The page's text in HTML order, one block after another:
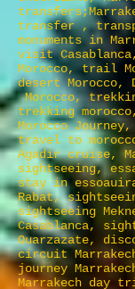
transfer ,
monuments in
visit
Morocco, trail
desert Morocco,
Morocco,
trekking
Morocco
travel to
Agadir cruise,
sightseeing,
stay in
Rabat,
sightseeing
Casablanca,
Ouarzazate,
circuit
journey
Marrakech day